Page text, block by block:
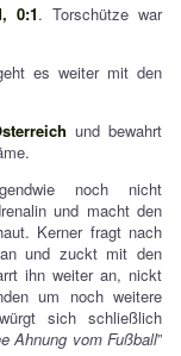
0:1. Torschütze war
es weiter mit den
und bewahrt
noch nicht
und macht den
Kerner fragt nach
und zuckt mit den
ihn weiter an, nickt
um noch weitere
sich schließlich
Ahnung vom Fußball”